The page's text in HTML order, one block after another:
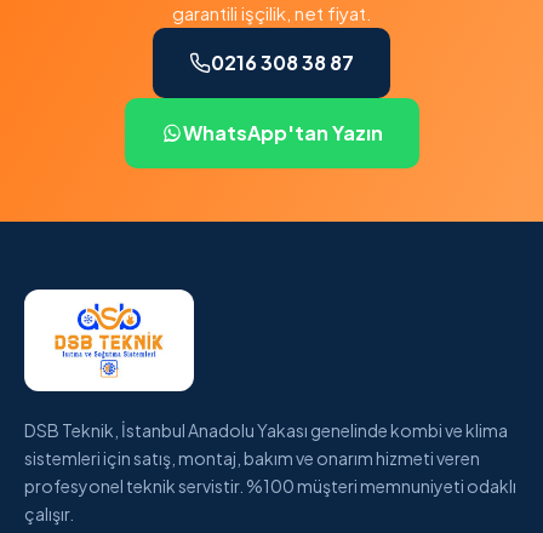
garantili işçilik, net fiyat.
0216 308 38 87
WhatsApp'tan Yazın
DSB Teknik, İstanbul Anadolu Yakası genelinde kombi ve klima
sistemleri için satış, montaj, bakım ve onarım hizmeti veren
profesyonel teknik servistir. %100 müşteri memnuniyeti odaklı
çalışır.